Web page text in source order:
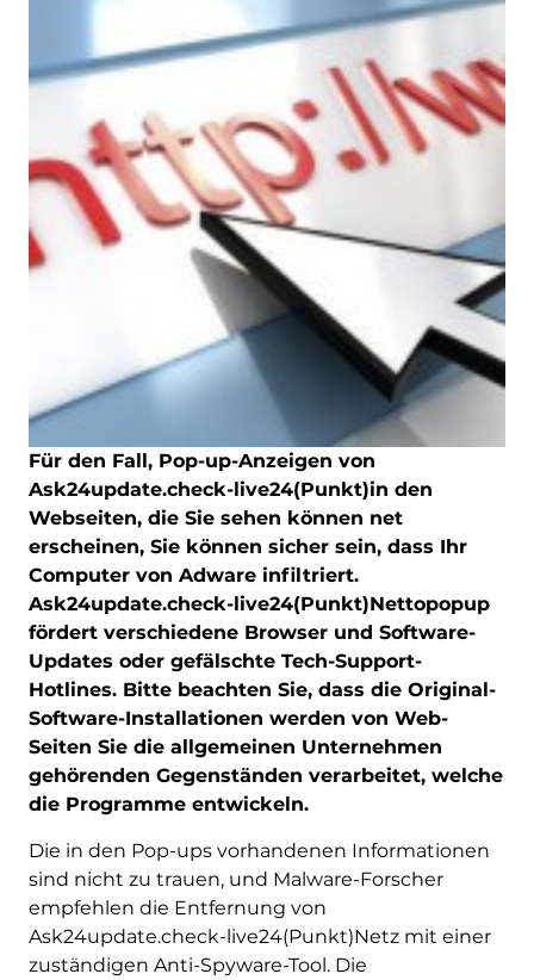
Für den Fall, Pop-up-Anzeigen von
Ask24update.check-live24(Punkt)in den
Webseiten, die Sie sehen können net
erscheinen, Sie können sicher sein, dass Ihr
Computer von Adware infiltriert.
Ask24update.check-live24(Punkt)Nettopopup
fördert verschiedene Browser und Software-
Updates oder gefälschte Tech-Support-
Hotlines. Bitte beachten Sie, dass die Original-
Software-Installationen werden von Web-
Seiten Sie die allgemeinen Unternehmen
gehörenden Gegenständen verarbeitet, welche
die Programme entwickeln.
Die in den Pop-ups vorhandenen Informationen
sind nicht zu trauen, und Malware-Forscher
empfehlen die Entfernung von
Ask24update.check-live24(Punkt)Netz mit einer
zuständigen Anti-Spyware-Tool. Die